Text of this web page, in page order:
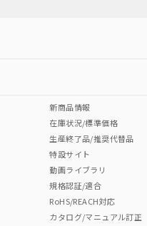
Cr(VI)
新商品情報
在庫状況/標準価格
生産終了品/推奨代替品
特設サイト
動画ライブラリ
規格認証/適合
RoHS/REACH対応
カタログ/マニュアル訂正